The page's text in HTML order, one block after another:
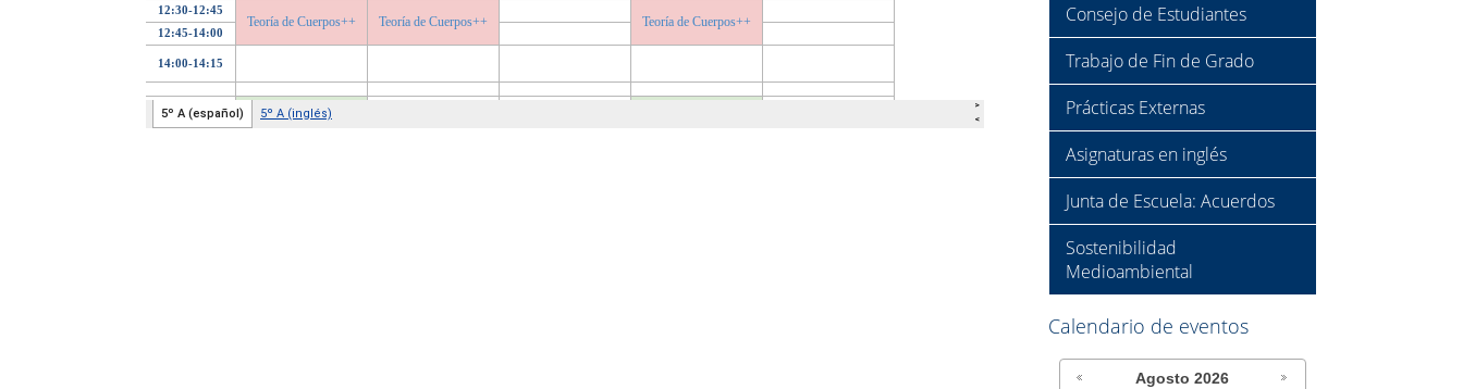
Consejo de Estudiantes
Trabajo de Fin de Grado
Prácticas Externas
Asignaturas en inglés
Junta de Escuela: Acuerdos
Sostenibilidad
Medioambiental
Calendario de eventos
Agosto 2026